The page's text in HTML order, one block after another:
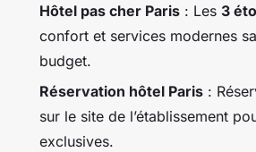
Hôtel pas cher Paris : Les 3
confort et services modernes
budget.
Réservation hôtel Paris :
sur le site de l’établissement
exclusives.